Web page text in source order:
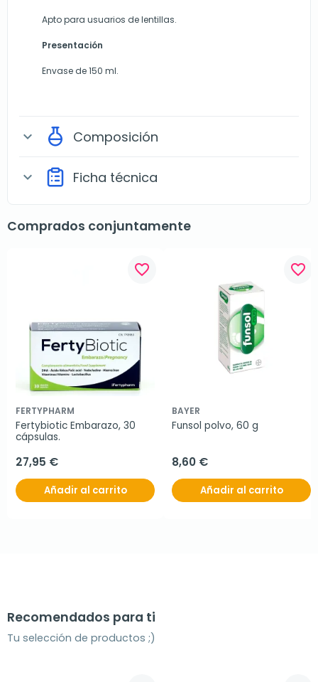
Apto para usuarios de lentillas.
Presentación
Envase de 150 ml.
expand_more Composición
expand_more Ficha técnica
Comprados conjuntamente
favorite_border
FERTYPHARM
Fertybiotic Embarazo, 30
cápsulas.
27,95 €
Añadir al carrito
favorite_border
BAYER
Funsol polvo, 60 g
8,60 €
Añadir al carrito
Recomendados para ti
Tu selección de productos ;)